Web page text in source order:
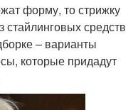
форму, то стрижку
стайлинговых средств
– варианты
которые придадут